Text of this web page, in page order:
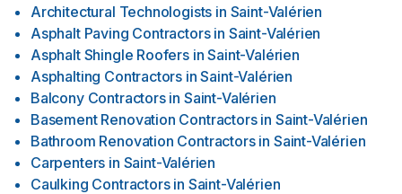
Architectural Technologists in Saint-Valérien
Asphalt Paving Contractors in Saint-Valérien
Asphalt Shingle Roofers in Saint-Valérien
Asphalting Contractors in Saint-Valérien
Balcony Contractors in Saint-Valérien
Basement Renovation Contractors in Saint-Valérien
Bathroom Renovation Contractors in Saint-Valérien
Carpenters in Saint-Valérien
Caulking Contractors in Saint-Valérien